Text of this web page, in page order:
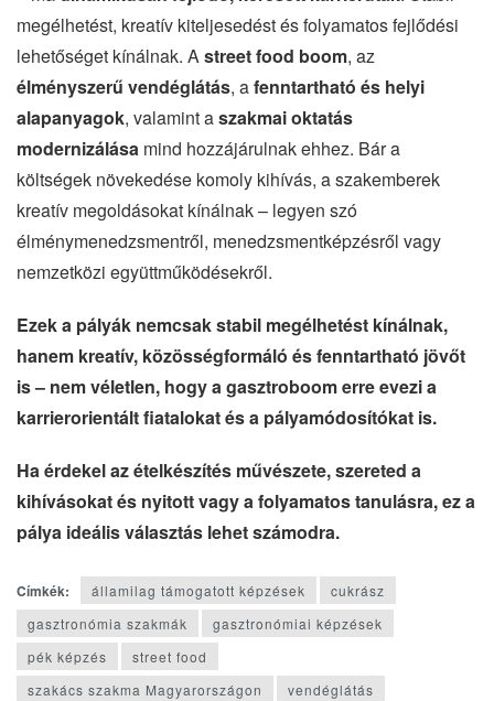
megélhetést, kreatív kiteljesedést és folyamatos fejlődési
lehetőséget kínálnak. Astreet food boom, az
élményszerű vendéglátás, afenntartható és helyi
alapanyagok, valamint aszakmai oktatás
modernizálása mind hozzájárulnak ehhez. Bár a
költségek növekedése komoly kihívás, a szakemberek
kreatív megoldásokat kínálnak – legyen szó
élménymenedzsmentről, menedzsmentképzésről vagy
nemzetközi együttműködésekről.
Ezek a pályák nemcsak stabil megélhetést kínálnak,
hanem kreatív, közösségformáló és fenntartható jövőt
is – nem véletlen, hogy a gasztroboom erre evezi a
karrierorientált fiatalokat és a pályamódosítókat is.
Ha érdekel az ételkészítés művészete, szereted a
kihívásokat és nyitott vagy a folyamatos tanulásra, ez a
pálya ideális választás lehet számodra.
Címkék: államilag támogatott képzések
cukrász
gasztronómia szakmák
gasztronómiai képzések
pék képzés
street food
szakács szakma Magyarországon
vendéglátás